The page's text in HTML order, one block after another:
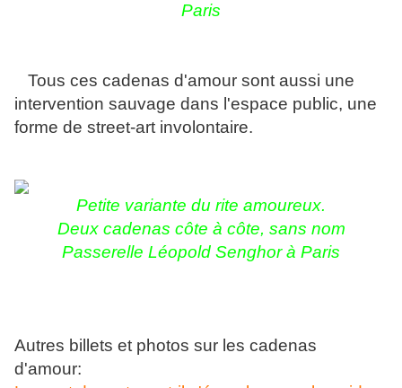
Paris
Tous ces cadenas d'amour sont aussi une
intervention sauvage dans l'espace public, une
forme de street-art involontaire.
Petite variante du rite amoureux.
Deux cadenas côte à côte, sans nom
Passerelle Léopold Senghor à Paris
Autres billets et photos sur les cadenas
d'amour: